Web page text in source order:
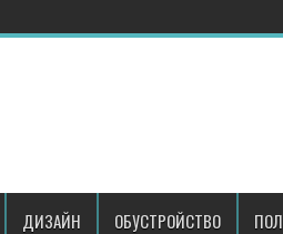
ДИЗАЙН ОБУСТРОЙСТВО